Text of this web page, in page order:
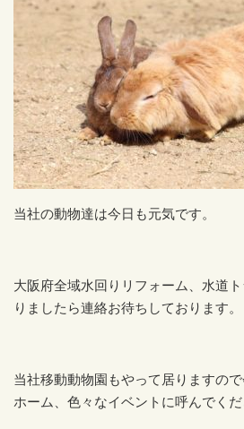
当社の動物達は今日も元気です。
大阪府全域水回りリフォーム、水道
りましたら連絡お待ちしております。
当社移動動物園もやって居りますの
ホーム、色々なイベントに呼んでくだ